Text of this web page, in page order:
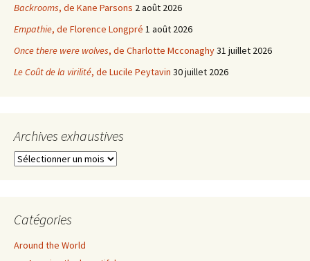
Backrooms, de Kane Parsons 2 août 2026
Empathie, de Florence Longpré 1 août 2026
Once there were wolves, de Charlotte Mcconaghy31 juillet 2026
Le Coût de la virilité, de Lucile Peytavin 30 juillet 2026
Archives exhaustives
Archives
Catégories
Around the World